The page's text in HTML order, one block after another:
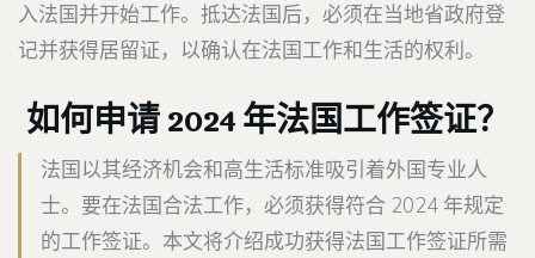
入法国并开始工作。抵达法国后，必须在当地省政府登
记并获得居留证，以确认在法国工作和生活的权利。
如何申请 2024 年法国工作签证？
法国以其经济机会和高生活标准吸引着外国专业人
士。要在法国合法工作，必须获得符合 2024 年规定
的工作签证。本文将介绍成功获得法国工作签证所需